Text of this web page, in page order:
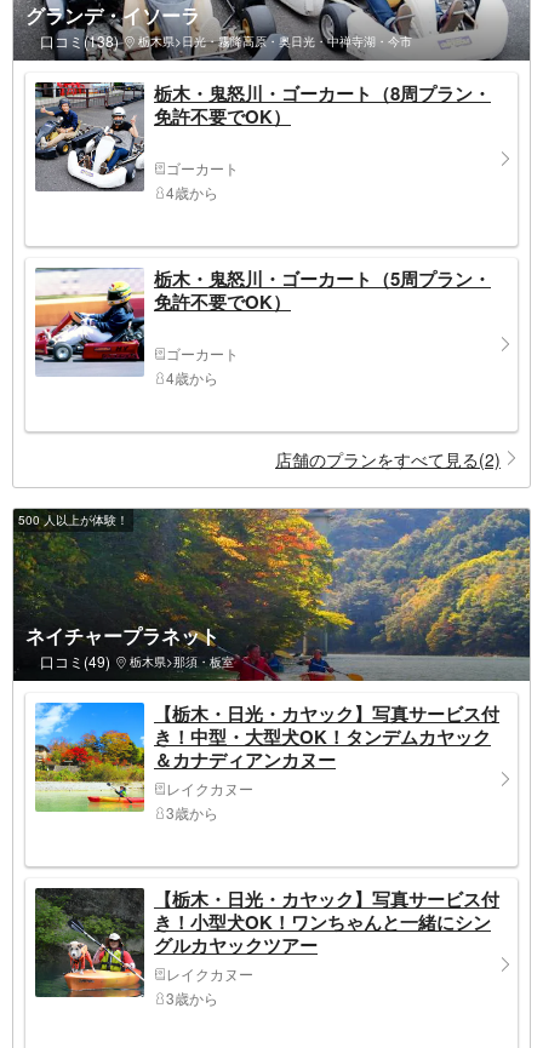
グランデ・イソーラ
口コミ(138) 栃木県>日光・霧降高原・奥日光・中禅寺湖・今市
栃木・鬼怒川・ゴーカート（8周プラン・
免許不要でOK）
ゴーカート
4歳から
栃木・鬼怒川・ゴーカート（5周プラン・
免許不要でOK）
ゴーカート
4歳から
店舗のプランをすべて見る(2)
500 人以上が体験！
ネイチャープラネット
口コミ(49) 栃木県>那須・板室
【栃木・日光・カヤック】写真サービス付
き！中型・大型犬OK！タンデムカヤック
＆カナディアンカヌー
レイクカヌー
3歳から
【栃木・日光・カヤック】写真サービス付
き！小型犬OK！ワンちゃんと一緒にシン
グルカヤックツアー
レイクカヌー
3歳から